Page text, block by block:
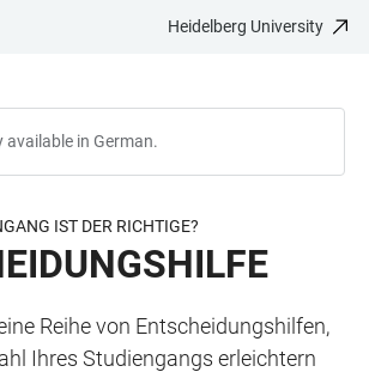
Heidelberg University
available in German.
IST DER RICHTIGE?
Reihe von Entscheidungshilfen,
Ihres Studiengangs erleichtern